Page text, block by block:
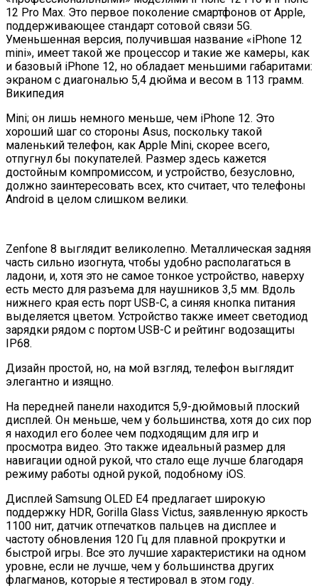
12 Pro Max. Это первое поколение смартфонов от Apple,
поддерживающее стандарт сотовой связи 5G.
Уменьшенная версия, получившая название «iPhone 12
mini», имеет такой же процессор и такие же камеры, как
и базовый iPhone 12, но обладает меньшими габаритами:
экраном с диагональю 5,4 дюйма и весом в 113 грамм.
Википедия
Mini; он лишь немного меньше, чем iPhone 12. Это
хороший шаг со стороны Asus, поскольку такой
маленький телефон, как Apple Mini, скорее всего,
отпугнул бы покупателей. Размер здесь кажется
достойным компромиссом, и устройство, безусловно,
должно заинтересовать всех, кто считает, что телефоны
Android в целом слишком велики.
Zenfone 8 выглядит великолепно. Металлическая задняя
часть сильно изогнута, чтобы удобно располагаться в
ладони, и, хотя это не самое тонкое устройство, наверху
есть место для разъема для наушников 3,5 мм. Вдоль
нижнего края есть порт USB-C, а синяя кнопка питания
выделяется цветом. Устройство также имеет светодиод
зарядки рядом с портом USB-C и рейтинг водозащиты
IP68.
Дизайн простой, но, на мой взгляд, телефон выглядит
элегантно и изящно.
На передней панели находится 5,9-дюймовый плоский
дисплей. Он меньше, чем у большинства, хотя до сих пор
я находил его более чем подходящим для игр и
просмотра видео. Это также идеальный размер для
навигации одной рукой, что стало еще лучше благодаря
режиму работы одной рукой, подобному iOS.
Дисплей Samsung OLED E4 предлагает широкую
поддержку HDR, Gorilla Glass Victus, заявленную яркость
1100 нит, датчик отпечатков пальцев на дисплее и
частоту обновления 120 Гц для плавной прокрутки и
быстрой игры. Все это лучшие характеристики на одном
уровне, если не лучше, чем у большинства других
флагманов, которые я тестировал в этом году.